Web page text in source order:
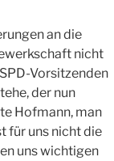
an die
nicht
Vorsitzenden
der nun
Hofmann, man
für uns nicht die
uns wichtigen